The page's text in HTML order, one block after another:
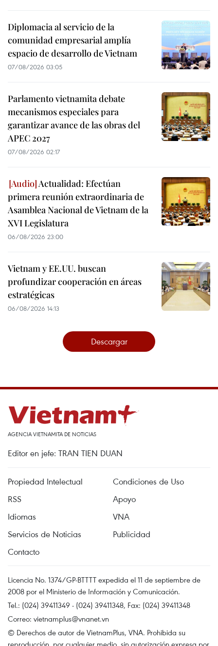
Diplomacia al servicio de la
comunidad empresarial amplía
espacio de desarrollo de Vietnam
07/08/2026 03:05
Parlamento vietnamita debate
mecanismos especiales para
garantizar avance de las obras del
APEC 2027
07/08/2026 02:17
Actualidad: Efectúan
primera reunión extraordinaria de
Asamblea Nacional de Vietnam de la
XVI Legislatura
06/08/2026 23:00
Vietnam y EE.UU. buscan
profundizar cooperación en áreas
estratégicas
06/08/2026 14:13
Descargar
AGENCIA VIETNAMITA DE NOTICIAS
Editor en jefe: TRAN TIEN DUAN
Propiedad Intelectual
Condiciones de Uso
RSS
Apoyo
Idiomas
VNA
Servicios de Noticias
Publicidad
Contacto
Licencia No. 1374/GP-BTTTT expedida el 11 de septiembre de
2008 por el Ministerio de Información y Comunicación.
Tel.: (024) 39411349 - (024) 39411348, Fax: (024) 39411348
Correo: vietnamplus@vnanet.vn
© Derechos de autor de VietnamPlus, VNA. Prohibida su
reproducción, por cualquier medio, sin autorización expresa por